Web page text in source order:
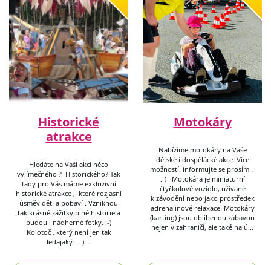
Historické
atrakce
Hledáte na Vaší akci něco
vyjímečného ? Historického? Tak
tady pro Vás máme exkluzivní
historické atrakce , které rozjasní
úsměv děti a pobaví . Vzniknou
tak krásné zážitky plné historie a
budou i nádherné fotky. :-)
Kolotoč , který není jen tak
ledajaký. :-) …
Motokáry
Nabízíme motokáry na Vaše
dětské i dospělácké akce. Více
možností, informujte se prosím .
:-) Motokára je miniaturní
čtyřkolové vozidlo, užívané
k závodění nebo jako prostředek
adrenalinové relaxace. Motokáry
(karting) jsou oblíbenou zábavou
nejen v zahraničí, ale také na ú…